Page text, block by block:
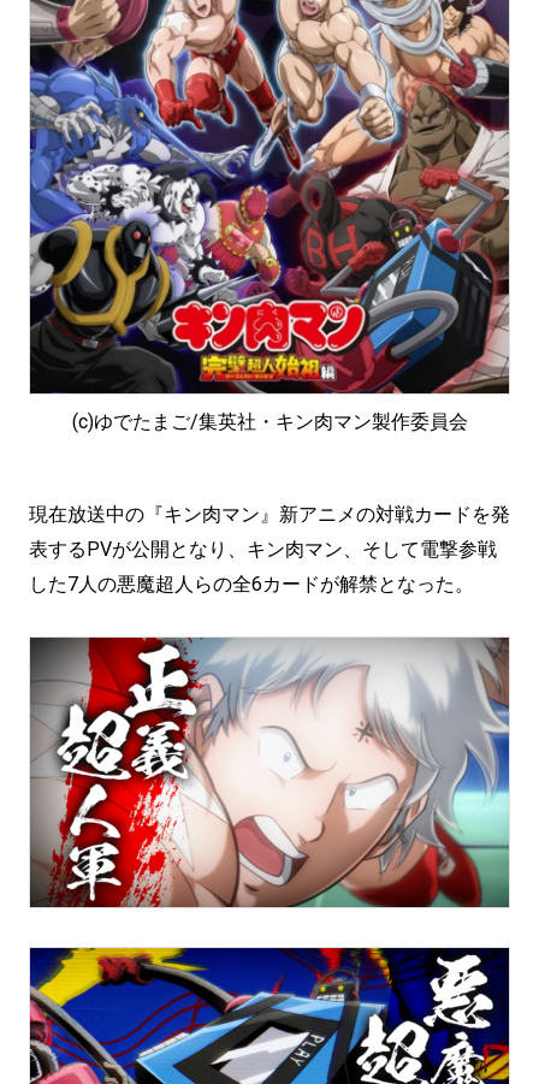
(c)ゆでたまご/集英社・キン肉マン製作委員会
現在放送中の『キン肉マン』新アニメの対戦カードを発
表するPVが公開となり、キン肉マン、そして電撃参戦
した7人の悪魔超人らの全6カードが解禁となった。